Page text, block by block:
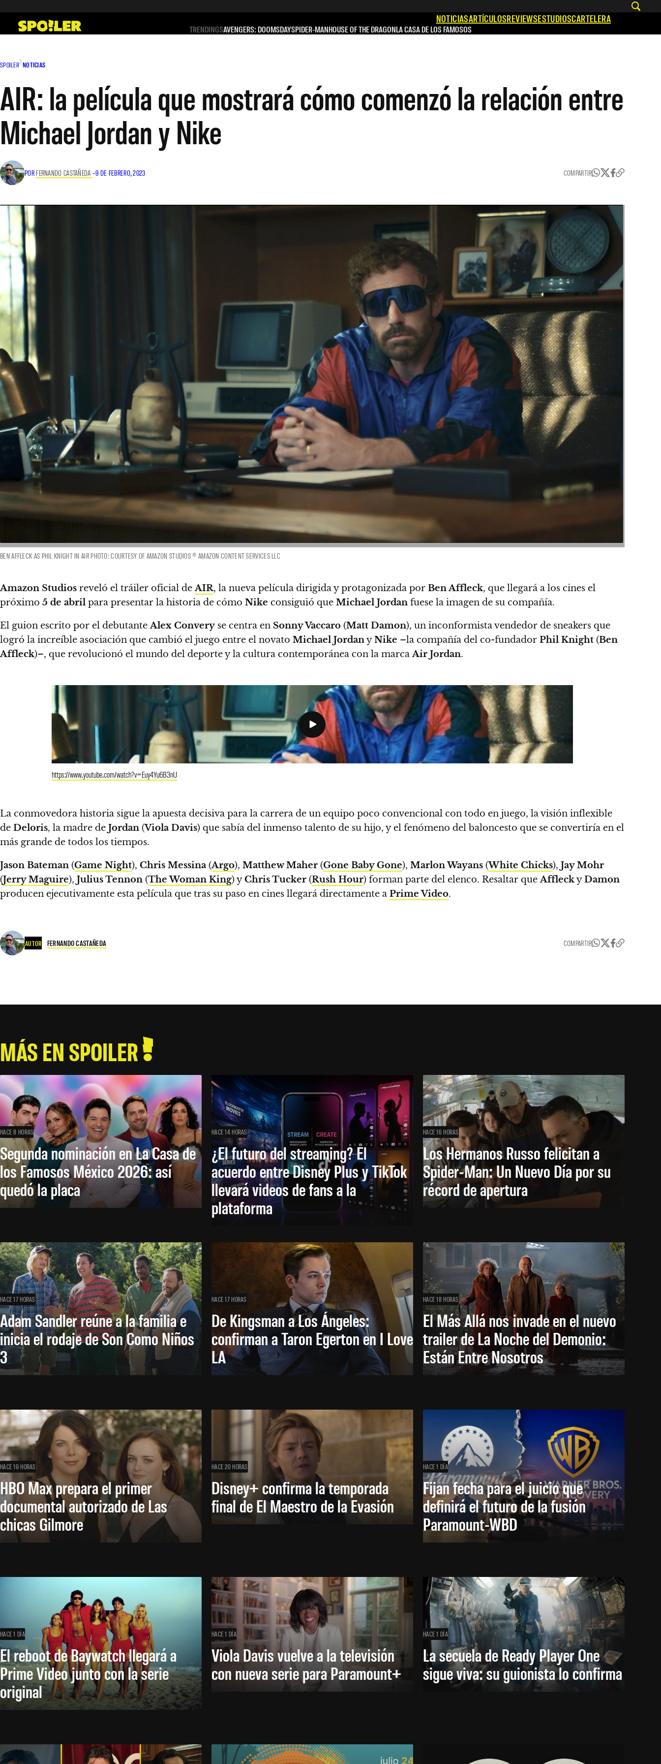
contenido
NOTICIASARTÍCULOSREVIEWSESTUDIOSCARTELERA
TRENDINGSAVENGERS: DOOMSDAYSPIDER-MANHOUSE OF THE DRAGONLA CASA DE LOS FAMOSOS
SPOILER NOTICIAS
AIR: la película que mostrará cómo comenzó la relación entre
Michael Jordan y Nike
POR FERNANDO CASTAÑEDA –9 DE FEBRERO, 2023 COMPARTIR
BEN AFFLECK AS PHIL KNIGHT IN AIR PHOTO: COURTESY OF AMAZON STUDIOS © AMAZON CONTENT SERVICES LLC
Amazon Studios reveló el tráiler oficial deAIR, la nueva película dirigida y protagonizada por Ben Affleck, que llegará a los cines el
próximo 5 de abril para presentar la historia de cómo Nike consiguió que Michael Jordan fuese la imagen de su compañía.
El guion escrito por el debutanteAlex Convery se centra en Sonny Vaccaro (Matt Damon), un inconformista vendedor de sneakers que
logró la increíble asociación que cambió el juego entre el novato Michael JordanyNike –la compañía del co-fundador Phil Knight (Ben
Affleck)–, que revolucionó el mundo del deporte y la cultura contemporánea con la marcaAir Jordan.
https://www.youtube.com/watch?v=Euy4Yu6B3nU
La conmovedora historia sigue la apuesta decisiva para la carrera de un equipo poco convencional con todo en juego, la visión inflexible
de Deloris, la madre de Jordan (Viola Davis) que sabía del inmenso talento de su hijo, y el fenómeno del baloncesto que se convertiría en el
más grande de todos los tiempos.
Jason Bateman (Game Night), Chris Messina (Argo), Matthew Maher (Gone Baby Gone), Marlon Wayans (White Chicks), Jay Mohr
(Jerry Maguire), Julius Tennon (The Woman King) yChris Tucker (Rush Hour) forman parte del elenco. Resaltar queAffleckyDamon
producen ejecutivamente esta película que tras su paso en cines llegará directamente a Prime Video.
AUTOR FERNANDO CASTAÑEDA COMPARTIR
MÁS EN SPOILER
HACE 8 HORAS
Segunda nominación en La Casa de
los Famosos México 2026: así
quedó la placa
HACE 14 HORAS
¿El futuro del streaming? El
acuerdo entre Disney Plus y TikTok
llevará videos de fans a la
plataforma
HACE 16 HORAS
Los Hermanos Russo felicitan a
Spider-Man: Un Nuevo Día por su
récord de apertura
HACE 17 HORAS
Adam Sandler reúne a la familia e
inicia el rodaje de Son Como Niños
3
HACE 17 HORAS
De Kingsman a Los Ángeles:
confirman a Taron Egerton en I Love
LA
HACE 18 HORAS
El Más Allá nos invade en el nuevo
trailer de La Noche del Demonio:
Están Entre Nosotros
HACE 19 HORAS
HBO Max prepara el primer
documental autorizado de Las
chicas Gilmore
HACE 20 HORAS
Disney+ confirma la temporada
final de El Maestro de la Evasión
HACE 1 DÍA
Fijan fecha para el juicio que
definirá el futuro de la fusión
Paramount-WBD
HACE 1 DÍA
El reboot de Baywatch llegará a
Prime Video junto con la serie
original
HACE 1 DÍA
Viola Davis vuelve a la televisión
con nueva serie para Paramount+
HACE 1 DÍA
La secuela de Ready Player One
sigue viva: su guionista lo confirma